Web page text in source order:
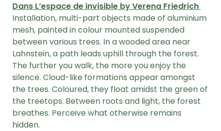
Dans L’espace de invisible by Verena Friedrich
Installation, multi-part objects made of aluminium
mesh, painted in colour mounted suspended
between various trees. In a wooded area near
Lahnstein, a path leads uphill through the forest.
The further you walk, the more you enjoy the
silence. Cloud-like formations appear amongst
the trees. Coloured, they float amidst the green of
the treetops. Between roots and light, the forest
breathes. Perceive what otherwise remains
hidden.